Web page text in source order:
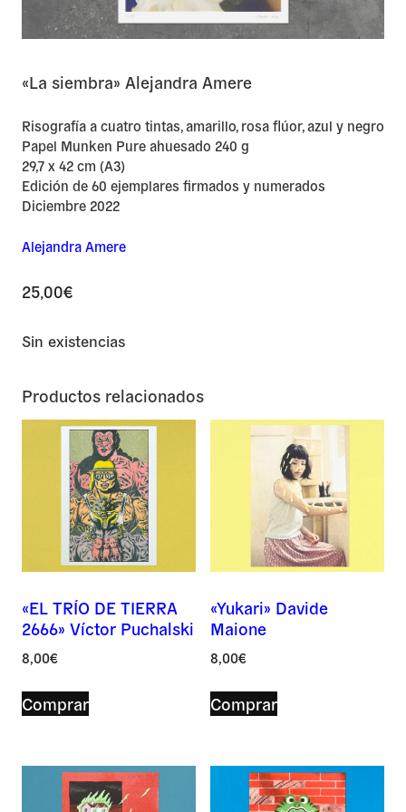
«La siembra» Alejandra Amere
Risografía a cuatro tintas, amarillo, rosa flúor, azul y negro
Papel Munken Pure ahuesado 240 g
29,7 x 42 cm (A3)
Edición de 60 ejemplares firmados y numerados
Diciembre 2022
Alejandra Amere
25,00€
Sin existencias
Productos relacionados
«EL TRÍO DE TIERRA
2666» Víctor Puchalski
8,00€
Comprar
«Yukari» Davide
Maione
8,00€
Comprar
Nombre *
Correo *
Asunto *